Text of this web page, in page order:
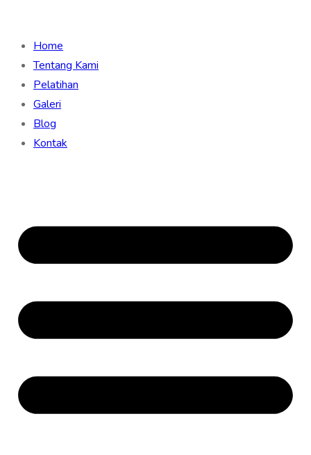
Home
Tentang Kami
Pelatihan
Galeri
Blog
Kontak